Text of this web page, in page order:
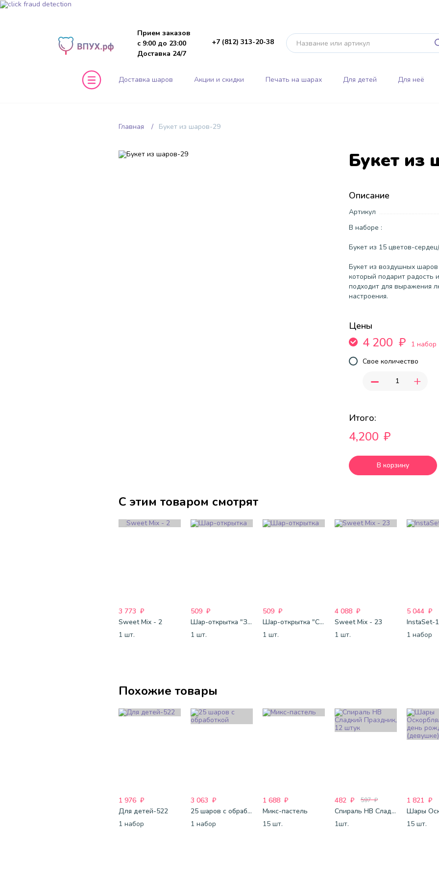
Прием заказов
с 9:00 до 23:00
Доставка 24/7
+7 (812) 313-20-38
Доставка шаров Акции и скидки Печать на шарах Для детей Для неё
Главная Букет из шаров-29
Букет из
Описание
Артикул
В наборе :
Букет из 15 цветов-
Букет из воздушных
который подарит радость
подходит для выражения
настроения.
Цены
4 200 ₽
1 набор
Свое количество
- +
Итого:
4,200 ₽
В корзину
С этим товаром смотрят
3 773 ₽
Sweet Mix - 2
1 шт.
509 ₽
Шар-открытка "Звезда" (45 см) - 1
1 шт.
509 ₽
Шар-открытка "Сердце" (45 см) - 2
1 шт.
4 088 ₽
Sweet Mix - 23
1 шт.
5 044 ₽
InstaSet-
1 набор
Похожие товары
1 976 ₽
Для детей-522
1 набор
3 063 ₽
25 шаров с обработкой
1 набор
1 688 ₽
Микс-пастель
15 шт.
482 ₽ 597 ₽
Спираль HB Сладкий Праздник, 12 штук
1шт.
1 821 ₽
15 шт.